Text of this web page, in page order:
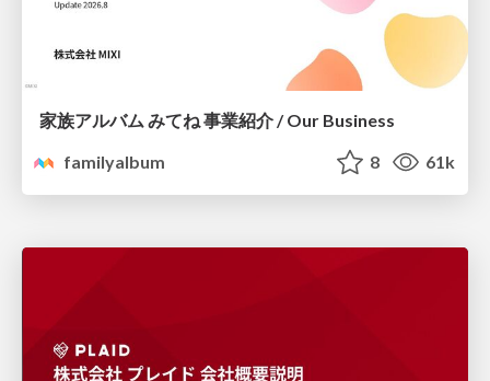
家族アルバム みてね 事業紹介 / Our Business
familyalbum
8 61k